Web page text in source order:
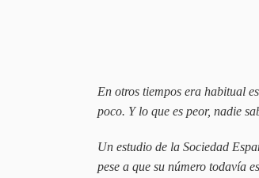
En otros tiempos era habitual
poco. Y lo que es peor, nadie
Un estudio de la Sociedad
pese a que su número todavía